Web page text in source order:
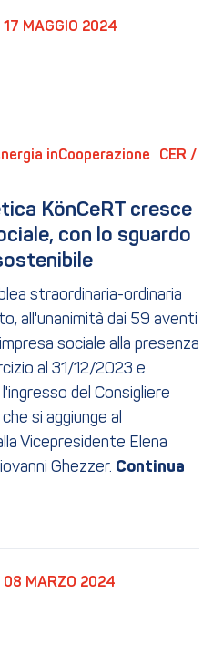
17 MAGGIO 2024
inCooperazione
KönCeRT cresce
con lo sguardo
straordinaria-ordinaria
all'unanimità dai 59 aventi
sociale alla presenza
al 31/12/2023 e
del Consigliere
si aggiunge al
Vicepresidente Elena
Ghezzer.
08 MARZO 2024